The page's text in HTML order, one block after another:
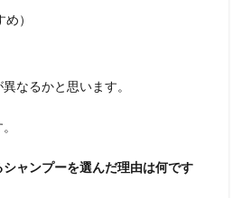
）
なるかと思います。
シャンプーを選んだ理由は何です